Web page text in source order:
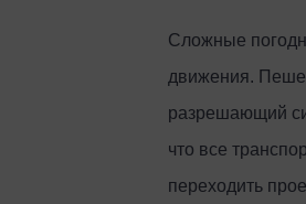
Сложные
движения.
разрешающий
что все
переходить